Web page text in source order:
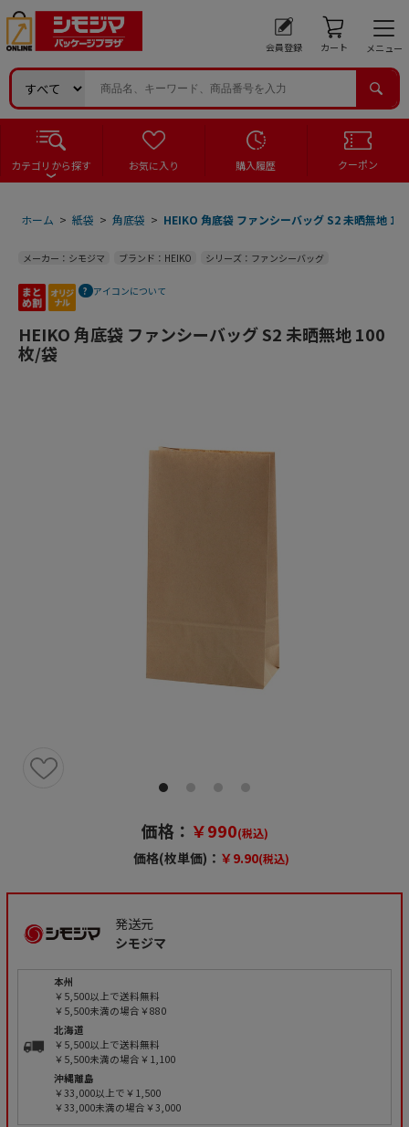
会員登録 カート メニュー
カテゴリから探す お気に入り 購入履歴 クーポン
ホーム > 紙袋 > 角底袋 > HEIKO 角底袋 ファンシーバッグ S2 未晒無地
メーカー：シモジマ ブランド：HEIKO シリーズ：ファンシーバッグ
アイコンについて
HEIKO 角底袋 ファンシーバッグ S2 未晒無地 100
枚/袋
価格： ￥990(税込)
価格(枚単価)： ￥9.90(税込)
発送元
シモジマ
本州
￥5,500以上で送料無料
￥5,500未満の場合￥880
北海道
￥5,500以上で送料無料
￥5,500未満の場合￥1,100
沖縄離島
￥33,000以上で￥1,500
￥33,000未満の場合￥3,000